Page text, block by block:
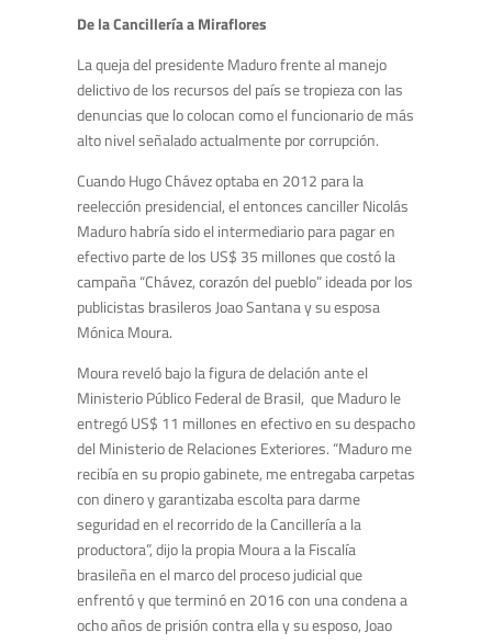
De la Cancillería a Miraflores
La queja del presidente Maduro frente al manejo
delictivo de los recursos del país se tropieza con las
denuncias que lo colocan como el funcionario de más
alto nivel señalado actualmente por corrupción.
Cuando Hugo Chávez optaba en 2012 para la
reelección presidencial, el entonces canciller Nicolás
Maduro habría sido el intermediario para pagar en
efectivo parte de los US$ 35 millones que costó la
campaña “Chávez, corazón del pueblo” ideada por los
publicistas brasileros Joao Santana y su esposa
Mónica Moura.
Moura reveló bajo la figura de delación ante el
Ministerio Público Federal de Brasil, que Maduro le
entregó US$ 11 millones en efectivo en su despacho
del Ministerio de Relaciones Exteriores. “Maduro me
recibía en su propio gabinete, me entregaba carpetas
con dinero y garantizaba escolta para darme
seguridad en el recorrido de la Cancillería a la
productora”, dijo la propia Moura a la Fiscalía
brasileña en el marco del proceso judicial que
enfrentó y que terminó en 2016 con una condena a
ocho años de prisión contra ella y su esposo, Joao